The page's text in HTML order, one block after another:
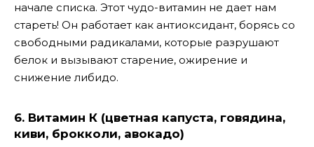
начале списка. Этот чудо-витамин не дает нам
стареть! Он работает как антиоксидант, борясь со
свободными радикалами, которые разрушают
белок и вызывают старение, ожирение и
снижение либидо.
6. Витамин К (цветная капуста, говядина,
киви, брокколи, авокадо)